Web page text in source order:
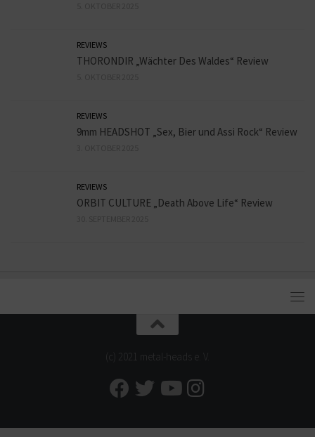
REVIEWS
THORONDIR „Wächter Des Waldes“ Review
REVIEWS
9mm HEADSHOT „Sex, Bier und Assi Rock“ Review
REVIEWS
ORBIT CULTURE „Death Above Life“ Review
(c) 2021 metal-heads e. V.